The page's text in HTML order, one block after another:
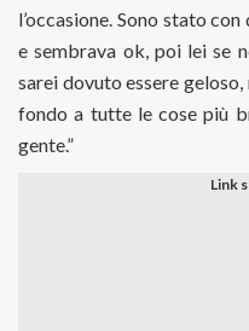
l’occasione. Sono stato
e sembrava ok, poi lei se
sarei dovuto essere geloso,
fondo a tutte le cose più
gente.”